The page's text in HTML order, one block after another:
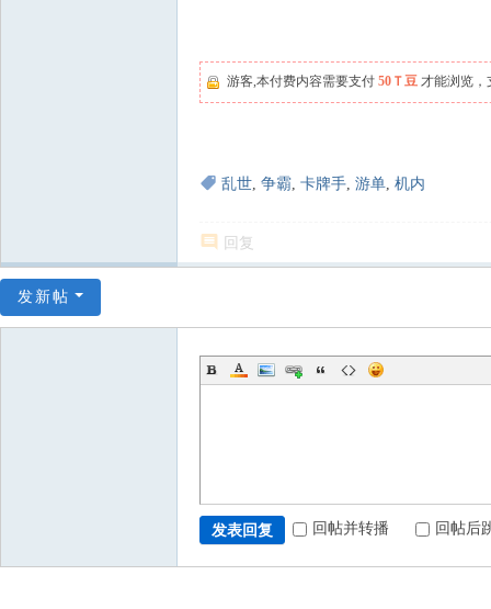
游客,本付费内容需要支付 50Ｔ豆 才能浏览，
乱世, 争霸, 卡牌手, 游单, 机内
回复
发新帖
发表回复 回帖并转播 回帖后